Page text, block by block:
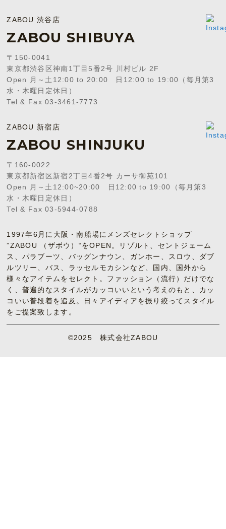
ZABOU 渋谷店
ZABOU SHIBUYA
〒150-0041
東京都渋谷区神南1丁目5番2号 川村ビル 2F
Open 月～土12:00 to 20:00 日12:00 to 19:00（毎月第3
水・木曜日定休日）
Tel & Fax 03-3461-7773
ZABOU 新宿店
ZABOU SHINJUKU
〒160-0022
東京都新宿区新宿2丁目4番2号 カーサ御苑101
Open 月～土12:00~20:00 日12:00 to 19:00（毎月第3
水・木曜日定休日）
Tel & Fax 03-5944-0788
1997年6月に大阪・南船場にメンズセレクトショップ
”ZABOU （ザボウ）“をOPEN。リゾルト、セントジェーム
ス、パラブーツ、バッグンナウン、ガンホー、スロウ、ダブ
ルツリー、バス、ラッセルモカシンなど、国内、国外から
様々なアイテムをセレクト。ファッション（流行）だけでな
く、普遍的なスタイルがカッコいいという考えのもと、カッ
コいい普段着を追及。日々アイディアを振り絞ってスタイル
をご提案致します。
©2025 株式会社ZABOU